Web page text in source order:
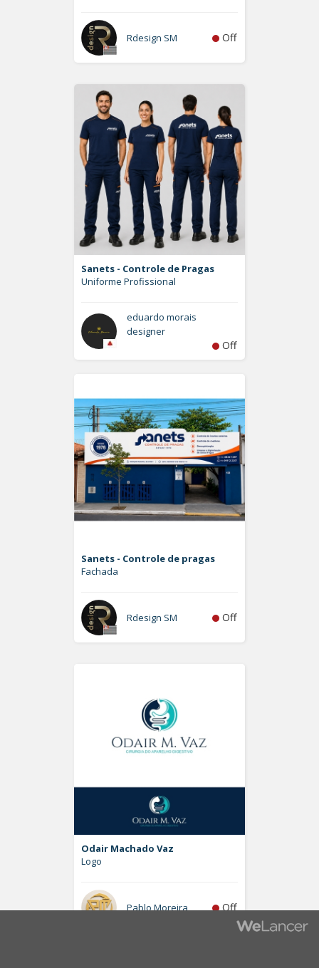
Rdesign SM Off
Sanets - Controle de Pragas
Uniforme Profissional
eduardo morais
designer
Off
Sanets - Controle de pragas
Fachada
Rdesign SM Off
Odair Machado Vaz
Logo
Pablo Moreira Off